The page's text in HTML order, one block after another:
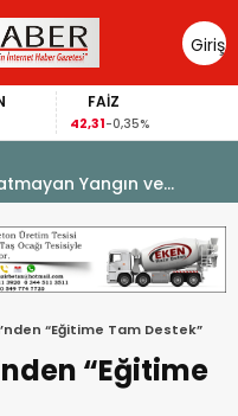
Giriş
Yap
FAİZ
42,31-0,35%
Yangın ve
“Eğitime Tam Destek”
“Eğitime